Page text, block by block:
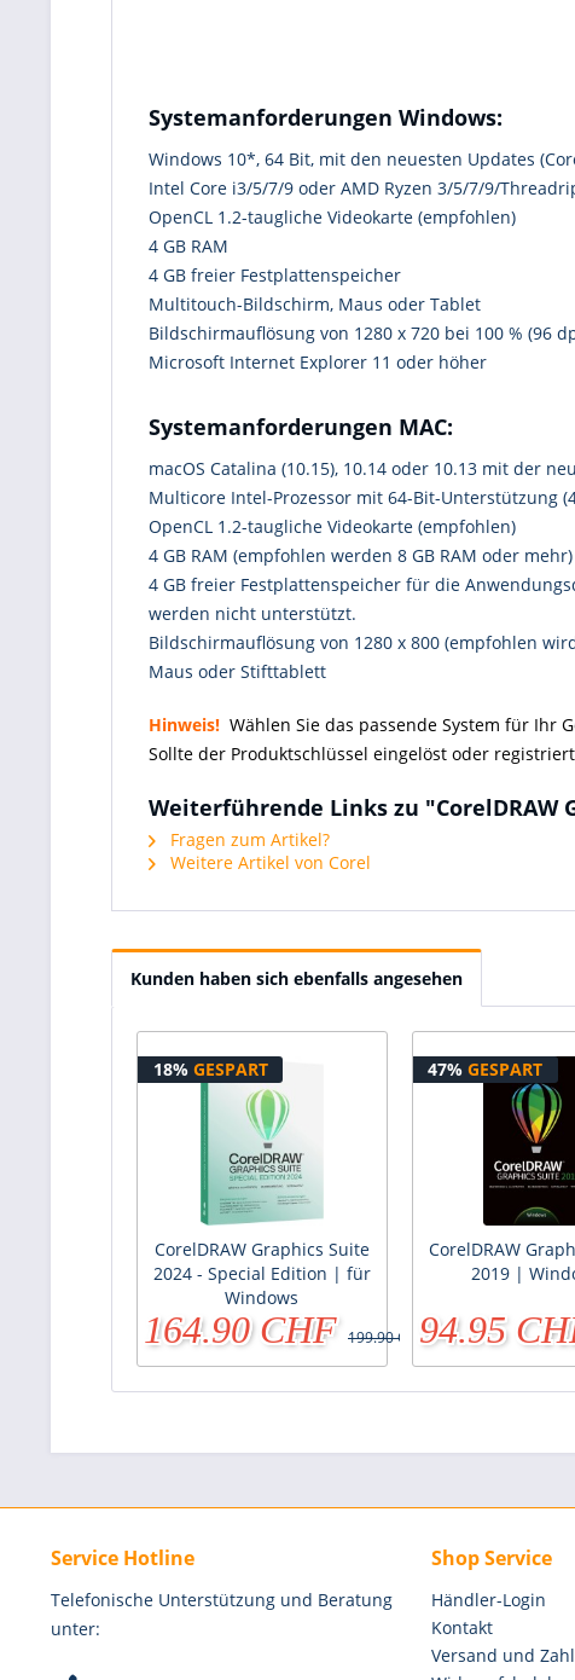
Systemanforderungen Windows:
Windows 10*, 64 Bit, mit den neuesten Updates
Intel Core i3/5/7/9 oder AMD Ryzen 3/5/7/9/
OpenCL 1.2-taugliche Videokarte (empfohlen)
4 GB RAM
4 GB freier Festplattenspeicher
Multitouch-Bildschirm, Maus oder Tablet
Bildschirmauflösung von 1280 x 720 bei 100 % (96
Microsoft Internet Explorer 11 oder höher
Systemanforderungen MAC:
macOS Catalina (10.15), 10.14 oder 10.13 mit der
Multicore Intel-Prozessor mit 64-Bit-Unterstützung
OpenCL 1.2-taugliche Videokarte (empfohlen)
4 GB RAM (empfohlen werden 8 GB RAM oder mehr)
4 GB freier Festplattenspeicher für die
werden nicht unterstützt.
Bildschirmauflösung von 1280 x 800 (empfohlen
Maus oder Stifttablett
Hinweis! Wählen Sie das passende System für Ihr
Sollte der Produktschlüssel eingelöst oder
Weiterführende Links zu "CorelDRAW
Fragen zum Artikel?
Weitere Artikel von Corel
Kunden haben sich ebenfalls angesehen
18% GESPART
CorelDRAW Graphics Suite
2024 - Special Edition | für
Windows
164.90 CHF 199.90 CHF
47%GESPART
CorelDRAW
2019 |
94.95
Service Hotline
Telefonische Unterstützung und Beratung
unter:
Shop Service
Händler-Login
Kontakt
Versand und